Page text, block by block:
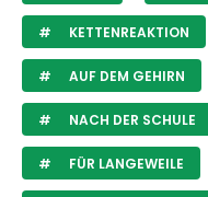
KETTENREAKTION
AUF DEM GEHIRN
NACH DER SCHULE
FÜR LANGEWEILE